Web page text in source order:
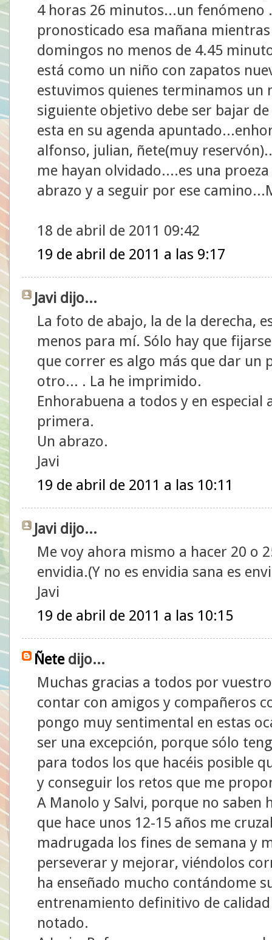
4 horas 26 minutos...un fenómeno
pronosticado esa mañana
domingos no menos de 4.45
está como un niño con zapatos
estuvimos quienes terminamos un
siguiente objetivo debe ser bajar
esta en su agenda
alfonso, julian, ñete(muy
me hayan olvidado....es una
abrazo y a seguir por ese
18 de abril de 2011 09:42
19 de abril de 2011 a las 9:17
Javi dijo...
La foto de abajo, la de la derecha,
menos para mí. Sólo hay que
que correr es algo más que dar un
otro... . La he imprimido.
Enhorabuena a todos y en especial
primera.
Un abrazo.
Javi
19 de abril de 2011 a las 10:11
Javi dijo...
Me voy ahora mismo a hacer 20 o
envidia.(Y no es envidia sana es
Javi
19 de abril de 2011 a las 10:15
Ñetedijo...
Muchas gracias a todos por
contar con amigos y compañeros
pongo muy sentimental en estas
ser una excepción, porque sólo
para todos los que hacéis posible
y conseguir los retos que me
A Manolo y Salvi, porque no
que hace unos 12-15 años me
madrugada los fines de semana y
perseverar y mejorar, viéndolos
ha enseñado mucho contándome
entrenamiento definitivo de
notado.